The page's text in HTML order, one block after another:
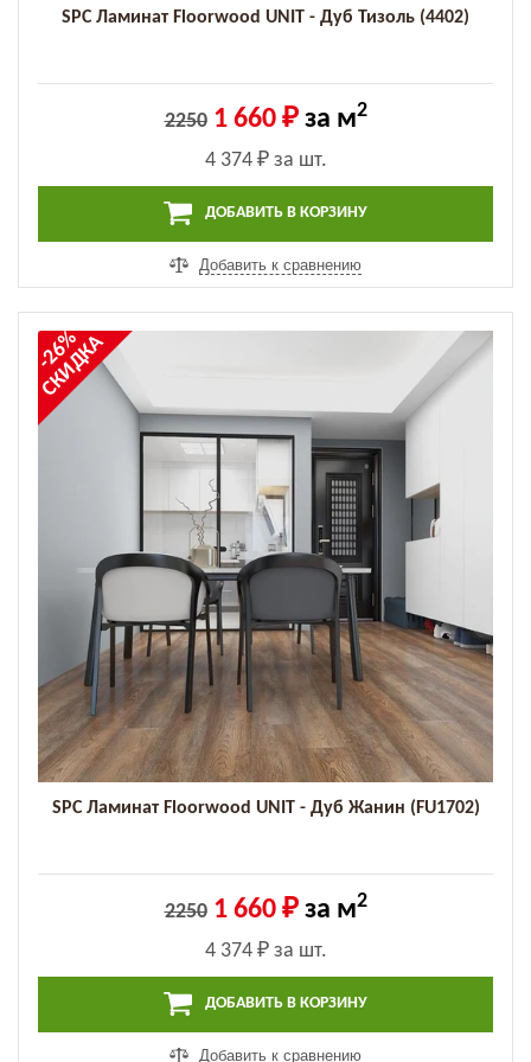
SPC Ламинат Floorwood UNIT - Дуб Тизоль (4402)
2250 1 660 ₽за м2
4 374 ₽за шт.
ДОБАВИТЬ В КОРЗИНУ
Добавить к сравнению
-26%
СКИДКА
SPC Ламинат Floorwood UNIT - Дуб Жанин (FU1702)
2250 1 660 ₽за м2
4 374 ₽за шт.
ДОБАВИТЬ В КОРЗИНУ
Добавить к сравнению